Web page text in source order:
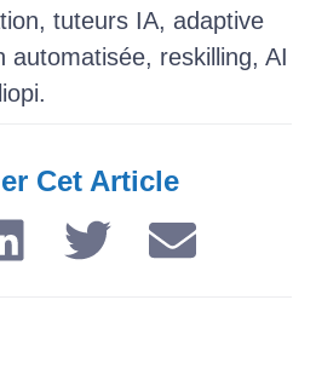
tuteurs IA, adaptive
automatisée, reskilling, AI
Cet Article​